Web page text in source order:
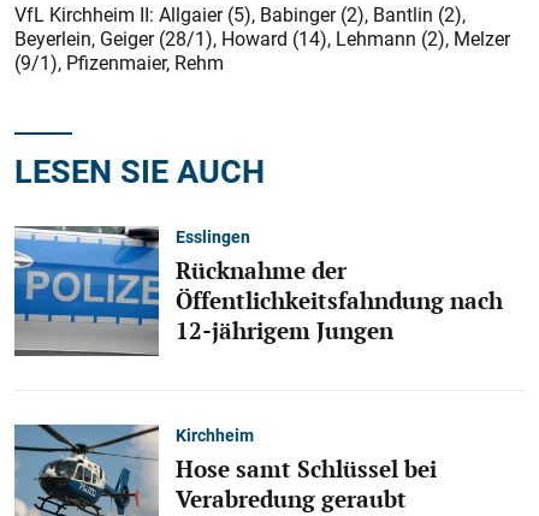
VfL Kirchheim II: Allgaier (5), Babinger (2), Bantlin (2),
Beyerlein, Geiger (28/1), Howard (14), Lehmann (2), Melzer
(9/1), Pfizenmaier, Rehm
LESEN SIE AUCH
Esslingen
Rücknahme der
Öffentlichkeitsfahndung nach
12-jährigem Jungen
Kirchheim
Hose samt Schlüssel bei
Verabredung geraubt